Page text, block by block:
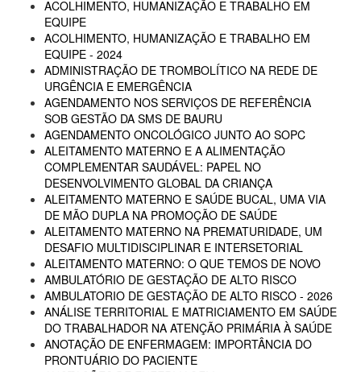
ACOLHIMENTO, HUMANIZAÇÃO E TRABALHO EM
EQUIPE
ACOLHIMENTO, HUMANIZAÇÃO E TRABALHO EM
EQUIPE - 2024
ADMINISTRAÇÃO DE TROMBOLÍTICO NA REDE DE
URGÊNCIA E EMERGÊNCIA
AGENDAMENTO NOS SERVIÇOS DE REFERÊNCIA
SOB GESTÃO DA SMS DE BAURU
AGENDAMENTO ONCOLÓGICO JUNTO AO SOPC
ALEITAMENTO MATERNO E A ALIMENTAÇÃO
COMPLEMENTAR SAUDÁVEL: PAPEL NO
DESENVOLVIMENTO GLOBAL DA CRIANÇA
ALEITAMENTO MATERNO E SAÚDE BUCAL, UMA VIA
DE MÃO DUPLA NA PROMOÇÃO DE SAÚDE
ALEITAMENTO MATERNO NA PREMATURIDADE, UM
DESAFIO MULTIDISCIPLINAR E INTERSETORIAL
ALEITAMENTO MATERNO: O QUE TEMOS DE NOVO
AMBULATÓRIO DE GESTAÇÃO DE ALTO RISCO
AMBULATORIO DE GESTAÇÃO DE ALTO RISCO - 2026
ANÁLISE TERRITORIAL E MATRICIAMENTO EM SAÚDE
DO TRABALHADOR NA ATENÇÃO PRIMÁRIA À SAÚDE
ANOTAÇÃO DE ENFERMAGEM: IMPORTÂNCIA DO
PRONTUÁRIO DO PACIENTE